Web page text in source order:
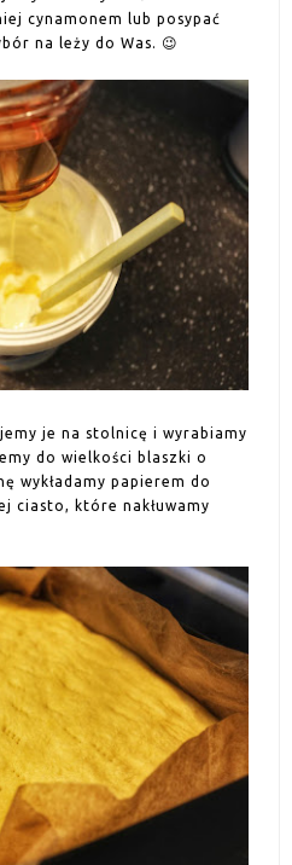
cynamonem lub posypać
na leży do Was. 😉
je na stolnicę i wyrabiamy
do wielkości blaszki o
wykładamy papierem do
ciasto, które nakłuwamy